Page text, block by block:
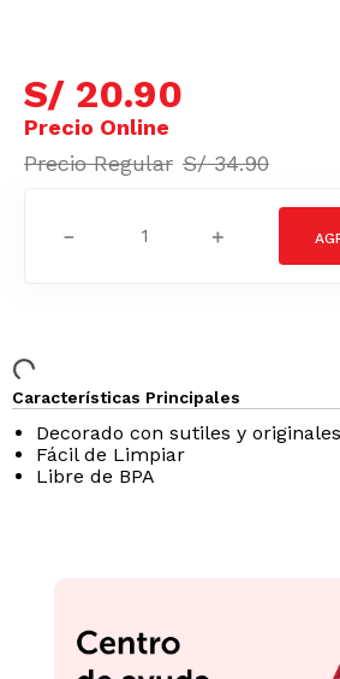
S/ 20.90
S/ 34.90
＋
－
Características Principales
Decorado con sutiles y
Fácil de Limpiar
Libre de BPA